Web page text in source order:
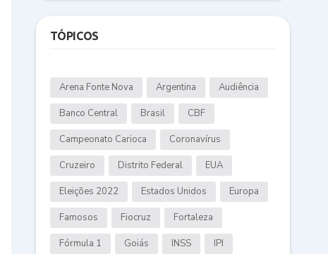
TÓPICOS
Arena Fonte Nova Argentina Audiência
Banco Central Brasil CBF
Campeonato Carioca Coronavírus
Cruzeiro Distrito Federal EUA
Eleições 2022 Estados Unidos Europa
Famosos Fiocruz Fortaleza
Fórmula 1 Goiás INSS IPI